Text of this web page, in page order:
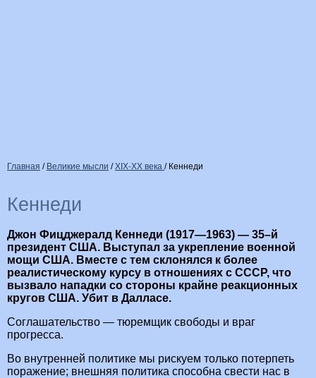
Главная / Великие мысли /XIX-XX века / Кеннеди
Кеннеди
Джон Фицджералд Кеннеди (1917—1963) — 35–й
президент США. Выступал за укрепление военной
мощи США. Вместе с тем склонялся к более
реалистическому курсу в отношениях с СССР, что
вызвало нападки со стороны крайне реакционных
кругов США. Убит в Далласе.
Соглашательство — тюремщик свободы и враг
прогресса.
Во внутренней политике мы рискуем только потерпеть
поражение; внешняя политика способна свести нас в